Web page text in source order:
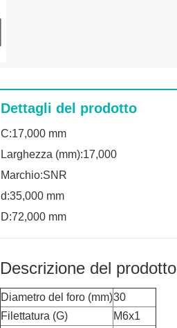
Dettagli del prodotto
C:17,000 mm
Larghezza (mm):17,000
Marchio:SNR
d:35,000 mm
D:72,000 mm
Descrizione del prodotto
Diametro del foro (mm)30
Filettatura (G)
M6x1